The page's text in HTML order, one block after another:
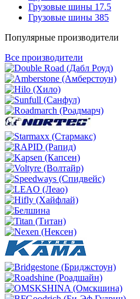
Грузовые шины 17.5
Грузовые шины 385
Популярные производители
Все производители